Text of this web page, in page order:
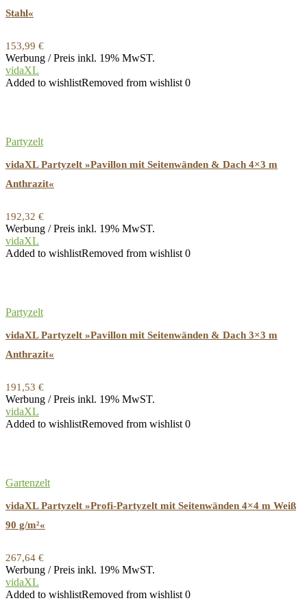
Stahl«
153,99 €
Werbung / Preis inkl. 19% MwST.
vidaXL
Added to wishlistRemoved from wishlist 0
Partyzelt
vidaXL Partyzelt »Pavillon mit Seitenwänden & Dach 4×3 m
Anthrazit«
192,32 €
Werbung / Preis inkl. 19% MwST.
vidaXL
Added to wishlistRemoved from wishlist 0
Partyzelt
vidaXL Partyzelt »Pavillon mit Seitenwänden & Dach 3×3 m
Anthrazit«
191,53 €
Werbung / Preis inkl. 19% MwST.
vidaXL
Added to wishlistRemoved from wishlist 0
Gartenzelt
vidaXL Partyzelt »Profi-Partyzelt mit Seitenwänden 4×4 m Weiß
90 g/m²«
267,64 €
Werbung / Preis inkl. 19% MwST.
vidaXL
Added to wishlistRemoved from wishlist 0